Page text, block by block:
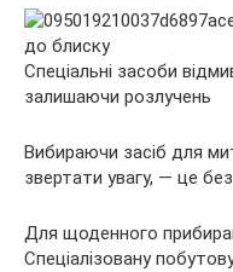
Спеціальні засоби
залишаючи розлучень
Вибираючи засіб для
звертати увагу, — це
Для щоденного
Спеціалізовану